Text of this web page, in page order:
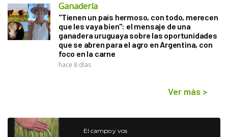
Ganadería
"Tienen un país hermoso, con todo, merecen
que les vaya bien": el mensaje de una
ganadera uruguaya sobre las oportunidades
que se abren para el agro en Argentina, con
foco en la carne
hace 8 días
Ver más >
El campo y vos